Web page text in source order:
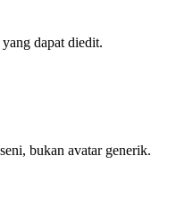
dapat diedit.
bukan avatar generik.